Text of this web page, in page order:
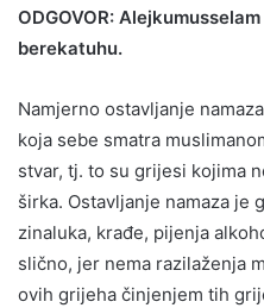
ODGOVOR:
berekatuhu.
Namjerno ostavljanje
koja sebe smatra
stvar, tj. to su grijesi kojima
širka. Ostavljanje namaza je
zinaluka, krađe, pijenja
slično, jer nema razilaženja
ovih grijeha činjenjem tih